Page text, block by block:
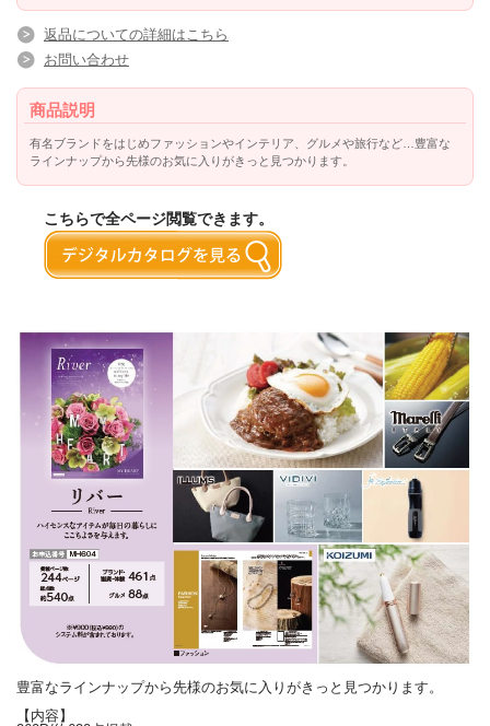
返品についての詳細はこちら
お問い合わせ
商品説明
有名ブランドをはじめファッションやインテリア、グルメや旅行など…豊富な
ラインナップから先様のお気に入りがきっと見つかります。
こちらで全ページ閲覧できます。
豊富なラインナップから先様のお気に入りがきっと見つかります。
【内容】